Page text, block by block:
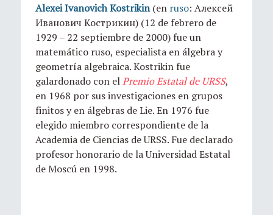
Alexei Ivanovich Kostrikin(en ruso: Алексей
Иванович Кострикин) (12 de febrero de
1929 – 22 septiembre de 2000) fue un
matemático ruso, especialista en álgebra y
geometría algebraica. Kostrikin fue
galardonado con elPremio Estatal de URSS,
en 1968 por sus investigaciones en grupos
finitos y en álgebras de Lie. En 1976 fue
elegido miembro correspondiente de la
Academia de Ciencias de URSS. Fue declarado
profesor honorario de la Universidad Estatal
de Moscú en 1998.